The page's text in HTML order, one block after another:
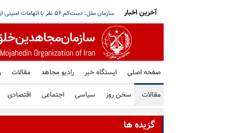
آغاز بازگشت گسترده آوارگان لبنان؛ هم‌زمان با نمی‌شود؛ هیچ گفتگویی با حوثی‌ها در مسقط
آخرین اخبار
صفحه اصلی ایستگاه خبر رادیو مجاهد مقالات
مقالات سخن روز سیاسی اجتماعی اقتصادی
گزیده ها